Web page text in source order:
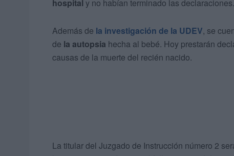
hospital y no habían terminado las declaraciones.
Además de la investigación de la UDEV, se
de la autopsia hecha al bebé. Hoy prestarán
causas de la muerte del recién nacido.
La titular del Juzgado de Instrucción número 2